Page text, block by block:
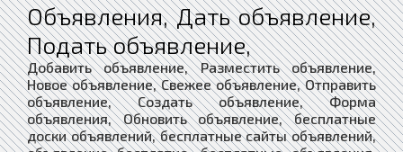
Объявления, Дать объявление,
Подать объявление,
Добавить объявление, Разместить объявление,
Новое объявление, Свежее объявление, Отправить
объявление, Создать объявление, Форма
объявления, Обновить объявление, бесплатные
доски объявлений, бесплатные сайты объявлений,